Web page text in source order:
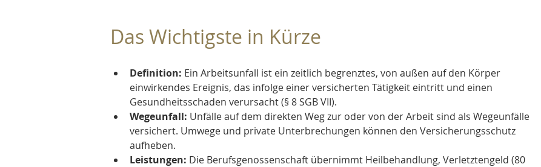
Das Wichtigste in Kürze
Definition: Ein Arbeitsunfall ist ein zeitlich begrenztes, von außen auf den Körper
einwirkendes Ereignis, das infolge einer versicherten Tätigkeit eintritt und einen
Gesundheitsschaden verursacht (§ 8 SGB VII).
Wegeunfall: Unfälle auf dem direkten Weg zur oder von der Arbeit sind als Wegeunfälle
versichert. Umwege und private Unterbrechungen können den Versicherungsschutz
aufheben.
Leistungen: Die Berufsgenossenschaft übernimmt Heilbehandlung, Verletztengeld (80